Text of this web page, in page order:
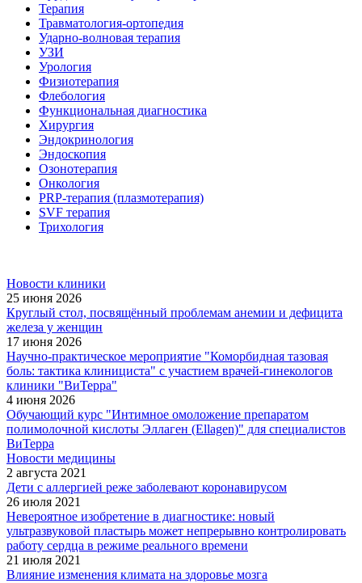
Терапия
Травматология-ортопедия
Ударно-волновая терапия
УЗИ
Урология
Физиотерапия
Флебология
Функциональная диагностика
Хирургия
Эндокринология
Эндоскопия
Озонотерапия
Онкология
PRP-терапия (плазмотерапия)
SVF терапия
Трихология
Новости клиники
25 июня 2026
Круглый стол, посвящённый проблемам анемии и дефицита
железа у женщин
17 июня 2026
Научно-практическое мероприятие "Коморбидная тазовая
боль: тактика клинициста" с участием врачей-гинекологов
клиники "ВиТерра"
4 июня 2026
Обучающий курс "Интимное омоложение препаратом
полимолочной кислоты Эллаген (Ellagen)" для специалистов
ВиТерра
Новости медицины
2 августа 2021
Дети с аллергией реже заболевают коронавирусом
26 июля 2021
Невероятное изобретение в диагностике: новый
ультразвуковой пластырь может непрерывно контролировать
работу сердца в режиме реального времени
21 июля 2021
Влияние изменения климата на здоровье мозга